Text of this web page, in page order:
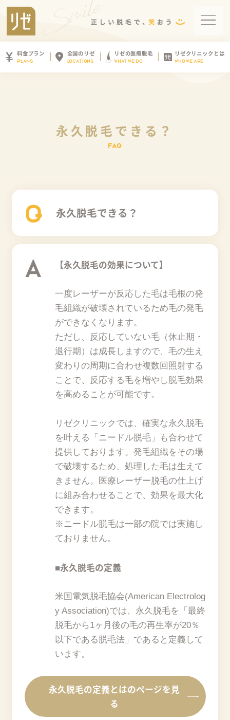
料金プラン
PLANS
全国のリゼ
LOCATIONS
リゼの医療脱毛
WHAT WE DO
リゼクリニックとは
WHO WE ARE
永久脱毛できる？
Q 永久脱毛できる？
A 【永久脱毛の効果について】
一度レーザーが反応した毛は毛根の発
毛組織が破壊されているため毛の発毛
ができなくなります。
ただし、反応していない毛（休止期・
退行期）は成長しますので、毛の生え
変わりの周期に合わせ複数回照射する
ことで、反応する毛を増やし脱毛効果
を高めることが可能です。
リゼクリニックでは、確実な永久脱毛
を叶える「ニードル脱毛」も合わせて
提供しております。発毛組織をその場
で破壊するため、処理した毛は生えて
きません。医療レーザー脱毛の仕上げ
に組み合わせることで、効果を最大化
できます。
※ニードル脱毛は一部の院では実施し
ておりません。
■永久脱毛の定義
米国電気脱毛協会(American Electrolog
y Association)では、永久脱毛を「最終
脱毛から1ヶ月後の毛の再生率が20％
以下である脱毛法」であると定義して
います。
永久脱毛の定義とはのページを見
る